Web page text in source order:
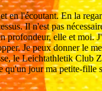
en l'écoutant. En la
Il n'est pas
elle et
Je peux donner le
le Leichtathletik
jour ma petite-fille